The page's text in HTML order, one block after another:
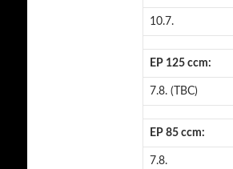
10.7.
EP 125 ccm:
7.8. (TBC)
EP 85 ccm:
7.8.